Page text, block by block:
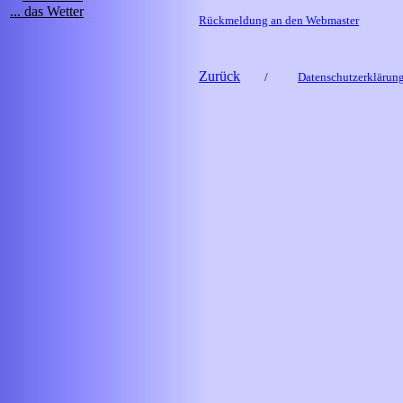
... das Wetter
Rückmeldung an den Webmaster
Zurück /